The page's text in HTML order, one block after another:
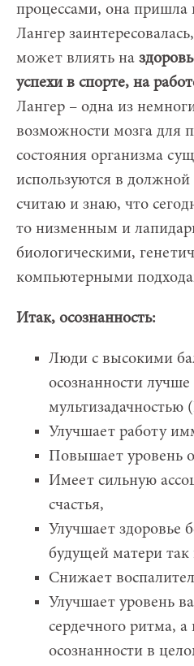
процессами, она пришла
Лангер
может влиять на
успехи в cпорте, на
Лангер – одна из
возможности мозга для
состояния организма
используются в
считаю и знаю, что
то низменным и
биологическими,
компьютерными
Итак, осознанность:
Люди с высокими
осознанности лучше
мультизадачностью
Улучшает работу
Повышает уровень
Имеет сильную
счастья,
Улучшает здоровье
будущей матери так
Снижает
Улучшает уровень
сердечного ритма,
осознанности в